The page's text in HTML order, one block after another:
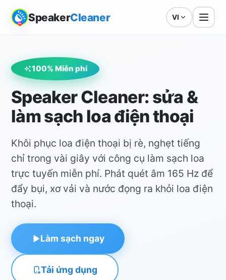
SpeakerCleaner VI
100% Miễn phí
Speaker Cleaner: sửa &
làm sạch loa điện thoại
Khôi phục loa điện thoại bị rè, nghẹt tiếng
chỉ trong vài giây với công cụ làm sạch loa
trực tuyến miễn phí. Phát quét âm 165 Hz để
đẩy bụi, xơ vải và nước đọng ra khỏi loa điện
thoại.
Làm sạch ngay
Tải ứng dụng